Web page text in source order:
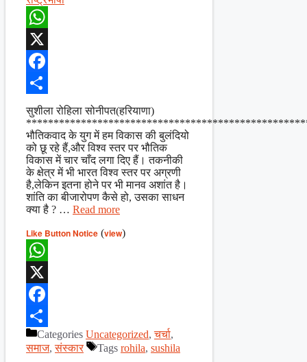
WhatsApp
X
Facebook
Share
सुशीला रोहिला सोनीपत(हरियाणा)
भौतिकवाद के युग में हम विकास की बुलंदियो
को छू रहे हैं,और विश्व स्तर पर भौतिक
विकास में चार चाँद लगा दिए हैं। तकनीकी
के क्षेत्र में भी भारत विश्व स्तर पर अग्रणी
है,लेकिन इतना होने पर भी मानव अशांत है।
शांति का बीजारोपण कैसे हो, उसका साधन
क्या है ? … Read more
Like Button Notice (view)
WhatsApp
X
Facebook
ShareCategories Uncategorized,चर्चा,
समाज,संस्कार Tags rohila, sushila